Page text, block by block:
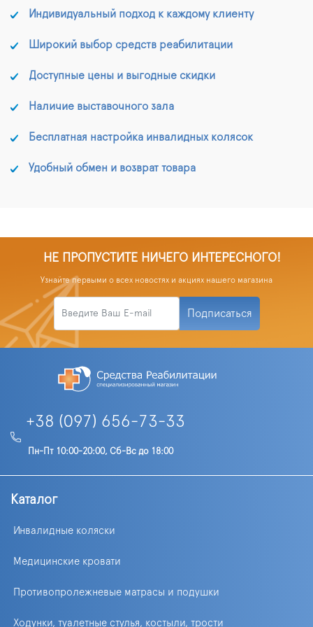
но и как удобное
перемещения человека
Индивидуальный подход к каждому клиенту
Широкий выбор средств реабилитации
Доступные цены и выгодные скидки
Наличие выставочного зала
Бесплатная настройка инвалидных колясок
Удобный обмен и возврат товара
НЕ ПРОПУСТИТЕ НИЧЕГО ИНТЕРЕСНОГО!
Узнайте первыми о всех новостях и акциях нашего магазина
Подписаться
+38 (097) 656-73-33
Пн-Пт 10:00-20:00, Сб-Вс до 18:00
Каталог
Инвалидные коляски
Медицинские кровати
Противопролежневые матрасы и подушки
Ходунки, туалетные стулья, костыли, трости